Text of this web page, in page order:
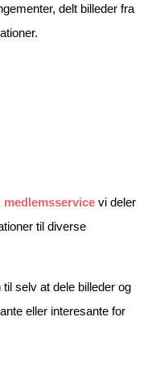
delt billeder fra
medlemsservice vi deler
til diverse
selv at dele billeder og
eller interesante for